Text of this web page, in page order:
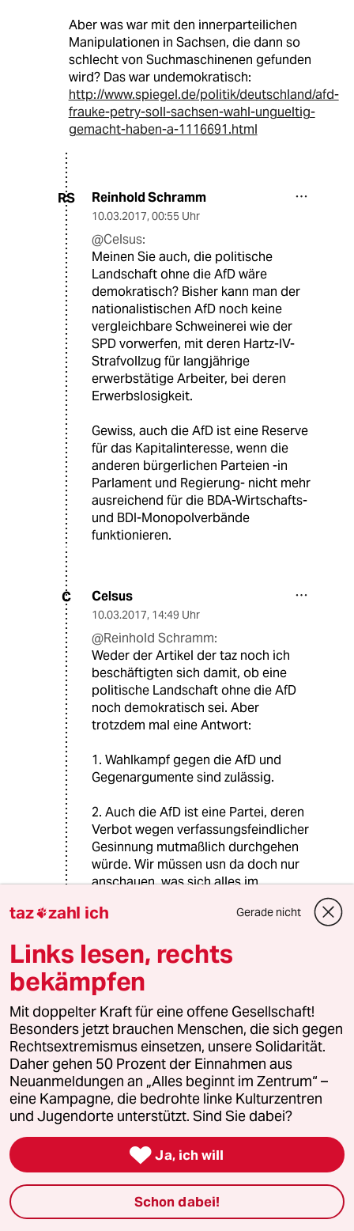
Aber was war mit den innerparteilichen
Manipulationen in Sachsen, die dann so
schlecht von Suchmaschinenen gefunden
wird? Das war undemokratisch:
http://www.spiegel.de/politik/deutschland/afd-
frauke-petry-soll-sachsen-wahl-ungueltig-
gemacht-haben-a-1116691.html
RS Reinhold Schramm
10.03.2017, 00:55 Uhr
@Celsus:
Meinen Sie auch, die politische
Landschaft ohne die AfD wäre
demokratisch? Bisher kann man der
nationalistischen AfD noch keine
vergleichbare Schweinerei wie der
SPD vorwerfen, mit deren Hartz-IV-
Strafvollzug für langjährige
erwerbstätige Arbeiter, bei deren
Erwerbslosigkeit.
Gewiss, auch die AfD ist eine Reserve
für das Kapitalinteresse, wenn die
anderen bürgerlichen Parteien -in
Parlament und Regierung- nicht mehr
ausreichend für die BDA-Wirtschafts-
und BDI-Monopolverbände
funktionieren.
C Celsus
10.03.2017, 14:49 Uhr
@Reinhold Schramm:
Weder der Artikel der taz noch ich
beschäftigten sich damit, ob eine
politische Landschaft ohne die AfD
noch demokratisch sei. Aber
trotzdem mal eine Antwort:
1. Wahlkampf gegen die AfD und
Gegenargumente sind zulässig.
2. Auch die AfD ist eine Partei, deren
Verbot wegen verfassungsfeindlicher
Gesinnung mutmaßlich durchgehen
würde. Wir müssen usn da doch nur
anschauen, was sich alles im
Sachsen abspielt.
3. Selbst Parteien, die
verfassugnsgemäß sind müssen nicht
gewählt werden. Auch nicht, wenn
die AfD heißen.
K kami
10.03.2017 ,13:49 Uhr
@Reinhold Schramm:
Das Blöde ist halt nur, dass die
Schweinerei von "Hartz-IV-
Strafvollzug" etc. auch nicht dadurch
besser wird, dass man auf
Flüchtlinge, Migranten, Schwule und
"Genderwahn" scheisst.
taz zahl ich Gerade nicht
Links lesen, rechts
bekämpfen
Mit doppelter Kraft für eine offene Gesellschaft!
Besonders jetzt brauchen Menschen, die sich gegen
Rechtsextremismus einsetzen, unsere Solidarität.
Daher gehen 50 Prozent der Einnahmen aus
Neuanmeldungen an „Alles beginnt im Zentrum“ –
eine Kampagne, die bedrohte linke Kulturzentren
und Jugendorte unterstützt. Sind Sie dabei?
 Ja, ich will
Schon dabei!